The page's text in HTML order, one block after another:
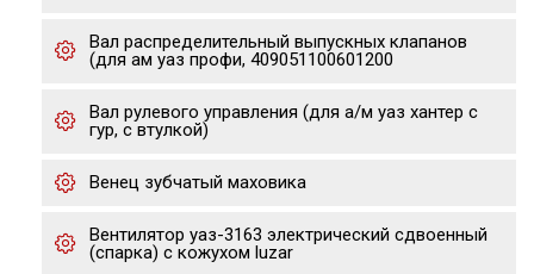
Вал распределительный выпускных клапанов
(для ам уаз профи, 409051100601200
Вал рулевого управления (для а/м уаз хантер с
гур, с втулкой)
Венец зубчатый маховика
Вентилятор уаз-3163 электрический сдвоенный
(спарка) с кожухом luzar